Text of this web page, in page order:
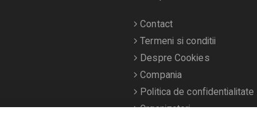
Contact
Termeni si conditii
Despre Cookies
Compania
Politica de confidentialitate
Organizatori